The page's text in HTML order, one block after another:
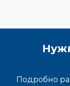
Подробно